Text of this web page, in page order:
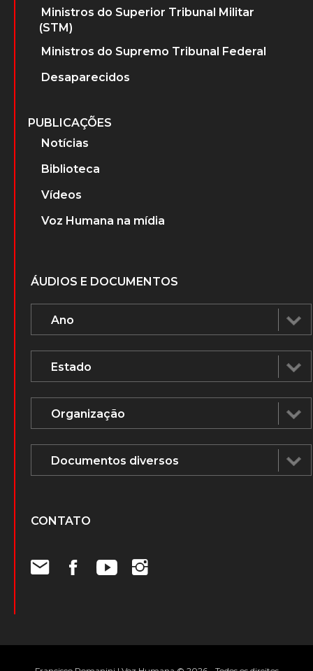
Ministros do Superior Tribunal Militar
(STM)
Ministros do Supremo Tribunal Federal
Desaparecidos
PUBLICAÇÕES
Notícias
Biblioteca
Vídeos
Voz Humana na mídia
ÁUDIOS E DOCUMENTOS
CONTATO